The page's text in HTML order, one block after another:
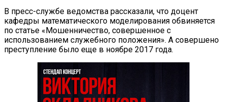
В пресс-службе ведомства рассказали, что доцент
кафедры математического моделирования обвиняется
по статье «Мошенничество, совершенное с
использованием служебного положения». А совершено
преступление было еще в ноябре 2017 года.